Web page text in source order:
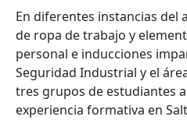
En diferentes instancias del
de ropa de trabajo y
personal e inducciones
Seguridad Industrial y el
tres grupos de estudiantes
experiencia formativa en